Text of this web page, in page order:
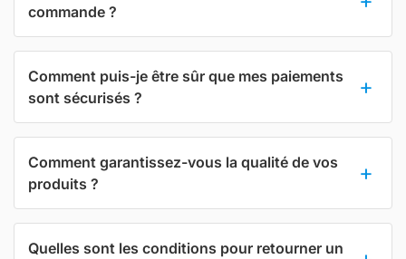
commande ?
Comment puis-je être sûr que mes paiements
sont sécurisés ?
Comment garantissez-vous la qualité de vos
produits ?
Quelles sont les conditions pour retourner un